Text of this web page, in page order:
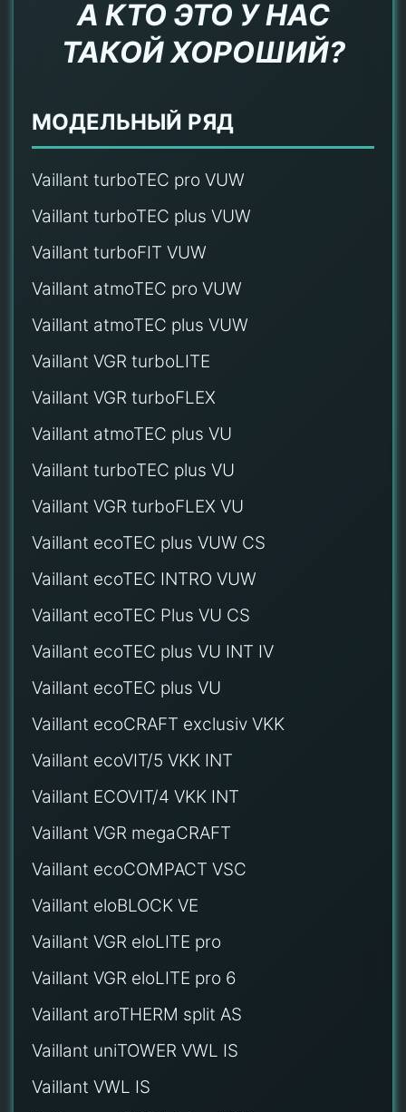
А КТО ЭТО У НАС
ТАКОЙ ХОРОШИЙ?
МОДЕЛЬНЫЙ РЯД
Vaillant turboTEC pro VUW
Vaillant turboTEC plus VUW
Vaillant turboFIT VUW
Vaillant atmoTEC pro VUW
Vaillant atmoTEC plus VUW
Vaillant VGR turboLITE
Vaillant VGR turboFLEX
Vaillant atmoTEC plus VU
Vaillant turboTEC plus VU
Vaillant VGR turboFLEX VU
Vaillant ecoTEC plus VUW CS
Vaillant ecoTEC INTRO VUW
Vaillant ecoTEC Plus VU CS
Vaillant ecoTEC plus VU INT IV
Vaillant ecoTEC plus VU
Vaillant ecoCRAFT exclusiv VKK
Vaillant ecoVIT/5 VKK INT
Vaillant ECOVIT/4 VKK INT
Vaillant VGR megaCRAFT
Vaillant ecoCOMPACT VSC
Vaillant eloBLOCK VE
Vaillant VGR eloLITE pro
Vaillant VGR eloLITE pro 6
Vaillant aroTHERM split AS
Vaillant uniTOWER VWL IS
Vaillant VWL IS